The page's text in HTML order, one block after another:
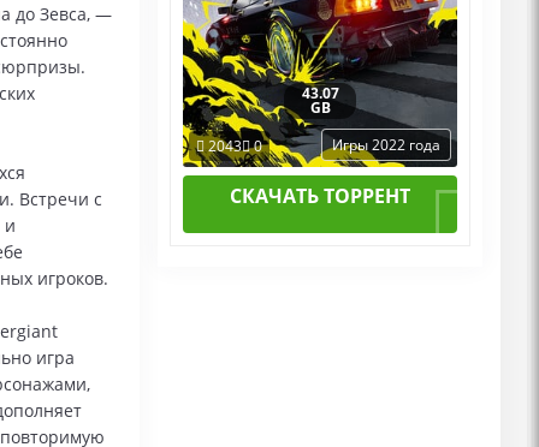
до Зевса, —
Встречи с
и
игроков.
игра
43.07
GB
2043 0 Игры 2022 года
СКАЧАТЬ ТОРРЕНТ